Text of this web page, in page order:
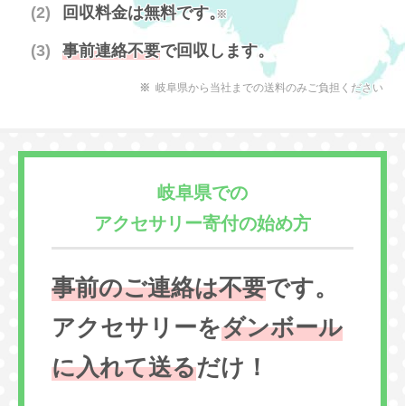
回収料金は無料です。
※
事前連絡不要で回収します。
岐阜県から当社までの送料のみご負担ください
岐阜県での
アクセサリー寄付の始め方
事前のご連絡は不要です。
アクセサリーをダンボール
に入れて送るだけ！